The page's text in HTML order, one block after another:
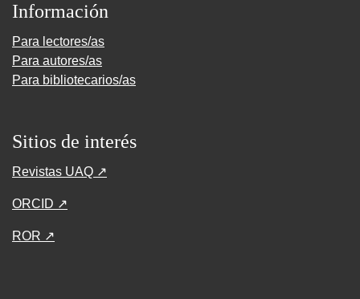
Información
Para lectores/as
Para autores/as
Para bibliotecarios/as
Sitios de interés
Revistas UAQ ↗
ORCID ↗
ROR ↗